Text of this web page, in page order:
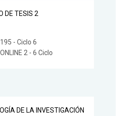
DE TESIS 2
- Ciclo 6
2 - 6 Ciclo
DE LA INVESTIGACIÓN